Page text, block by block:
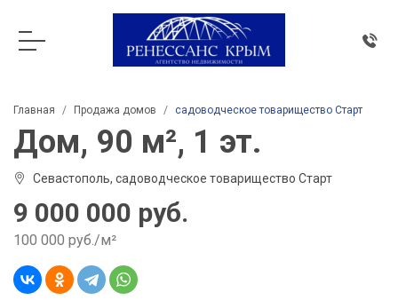
Главная Продажа домов садоводческое товарищество Старт
Дом, 90 м², 1 эт.
Севастополь, садоводческое товарищество Старт
9 000 000 руб.
100 000 руб./м²